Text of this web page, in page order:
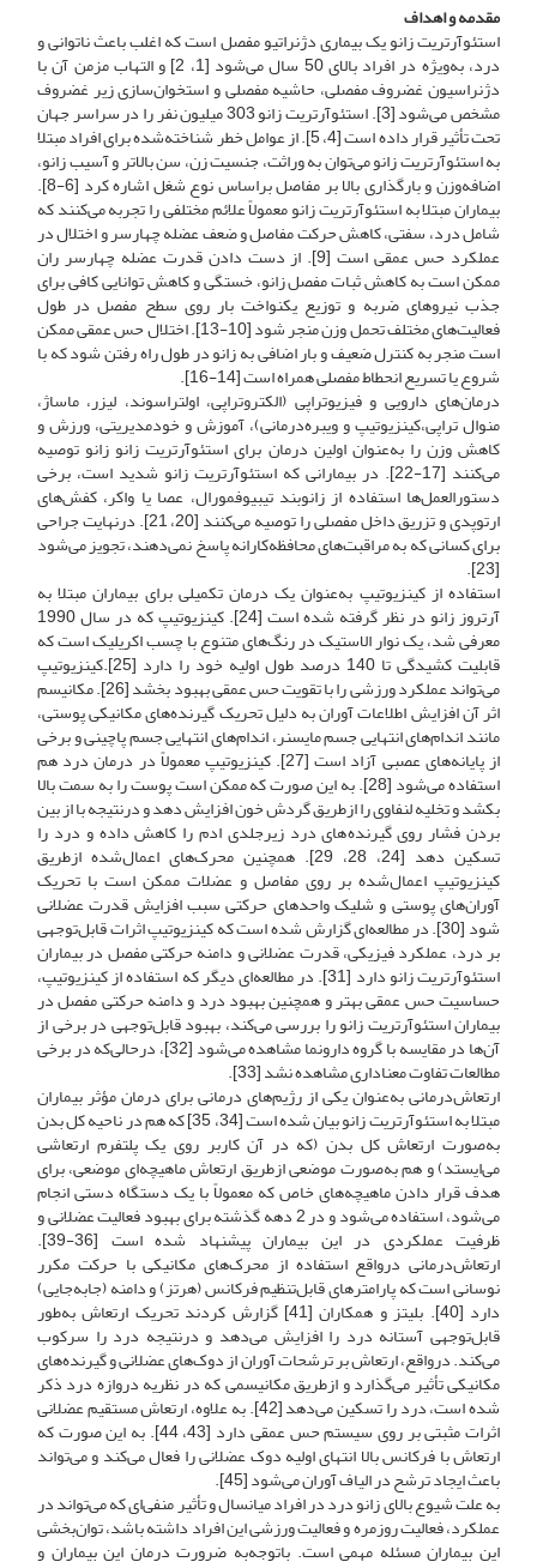
مقدمه و اهداف
استئوآرتریت زانو یک بیماری دژنراتیو مفصل است که اغلب باعث ناتوانی و
درد، به‌ویژه در افراد بالای 50 سال می‌شود [1، 2] و التهاب مزمن آن با
دژنراسیون غضروف مفصلی، حاشیه مفصلی و استخوان‌سازی زیر غضروف
مشخص می‌شود [3]. استئوآرتریت زانو 303 میلیون نفر را در سراسر جهان
تحت تأثیر قرار داده است [4، 5]. از عوامل خطر شناخته‌شده برای افراد مبتلا
به استئوآرتریت زانو می‌توان به وراثت، جنسیت زن، سن بالاتر و آسیب زانو،
اضافه‌وزن و بارگذاری بالا بر مفاصل براساس نوع شغل اشاره کرد [6-8].
بیماران مبتلا به استئوآرتریت زانو معمولاً علائم مختلفی را تجربه می‌کنند که
شامل درد، سفتی، کاهش حرکت مفاصل و ضعف عضله چهارسر و اختلال در
عملکرد حس عمقی است [9]. از دست دادن قدرت عضله چهارسر ران
ممکن است به کاهش ثبات مفصل زانو، خستگی و کاهش توانایی کافی برای
جذب نیروهای ضربه و توزیع یکنواخت بار روی سطح مفصل در طول
فعالیت‌های مختلف تحمل وزن منجر شود [10-13]. اختلال حس عمقی ممکن
است منجر به کنترل ضعیف و بار اضافی به زانو در طول راه رفتن شود که با
شروع یا تسریع انحطاط مفصلی همراه است [14-16].
درمان‌های دارویی و فیزیوتراپی (‌الکتروتراپی، اولتراسوند، لیزر، ماساژ،
منوال تراپی،کینزیوتیپ و ویبره‌درمانی)، آموزش و خودمدیریتی، ورزش و
کاهش وزن را به‌عنوان اولین درمان برای استئوآرتریت زانو زانو توصیه
می‌کنند [17-22]. در بیمارانی که استئوآرتریت زانو شدید است، برخی
دستورالعمل‌ها استفاده از زانوبند تیبیوفمورال، عصا یا واکر، کفش‌های
ارتوپدی و تزریق داخل مفصلی را توصیه می‌کنند [20، 21]. در‌نهایت جراحی
برای کسانی که به مراقبت‌های محافظه‌کارانه پاسخ نمی‌دهند، تجویز می‌شود
[23].
استفاده از کینزیوتیپ به‌عنوان یک درمان تکمیلی برای بیماران مبتلا به
آرتروز زانو در نظر گرفته شده است [24]. کینزیوتیپ که در سال 1990
معرفی شد، یک نوار الاستیک در رنگ‌های متنوع با چسب اکریلیک است که
قابلیت کشیدگی تا 140 درصد طول اولیه خود را دارد [25].کینزیوتیپ
می‌تواند عملکرد ورزشی را با تقویت حس عمقی بهبود بخشد [26]. مکانیسم
اثر آن افزایش اطلاعات آوران به دلیل تحریک گیرنده‌های مکانیکی پوستی،
مانند اندام‌های انتهایی جسم مایسنر، اندام‌های انتهایی جسم پاچینی و برخی
از پایانه‌های عصبی آزاد است [27]. کینزیو‌تیپ معمولاً در درمان درد هم
استفاده می‌شود [28]. به این صورت که ممکن است پوست را به سمت بالا
بکشد و تخلیه لنفاوی را ازطریق گردش خون افزایش دهد و در‌نتیجه با از بین
بردن فشار روی گیرنده‌های درد زیر‌جلدی ادم را کاهش داده و درد را
تسکین دهد [24، 28، 29]. همچنین محرک‌های اعمال‌شده ازطریق
کینزیوتیپ اعمال‌شده بر روی مفاصل و عضلات ممکن است با تحریک
آوران‌های پوستی و شلیک واحدهای حرکتی سبب افزایش قدرت عضلانی
شود [30]. در مطالعه‌ای گزارش شده است که کینزیوتیپ اثرات قابل‌توجهی
بر درد، عملکرد فیزیکی، قدرت عضلانی و دامنه حرکتی مفصل در بیماران
استئوآرتریت زانو دارد [31]. در مطالعه‌ای دیگر که استفاده از کینزیوتیپ،
حساسیت حس عمقی بهتر و همچنین بهبود درد و دامنه حرکتی مفصل در
بیماران استئوآرتریت زانو را بررسی می‌کند، بهبود قابل‌توجهی در برخی از
آن‌ها در مقایسه با گروه دارونما مشاهده می‌شود [32]، در‌حالی‌که در برخی
مطالعات تفاوت معناداری مشاهده نشد [33].
ارتعاش‌درمانی به‌عنوان یکی از رژیم‌های درمانی برای درمان مؤثر بیماران
مبتلا به استئوآرتریت زانو بیان شده است [34، 35] که هم در ناحیه کل بدن
به‌صورت ارتعاش کل بدن (که در آن کاربر روی یک پلتفرم ارتعاشی
می‌ایستد) و هم به‌صورت موضعی ازطریق ارتعاش ماهیچه‌ای موضعی، برای
هدف قرار دادن ماهیچه‌های خاص که معمولاً با یک دستگاه دستی انجام
می‌شود، استفاده می‌شود و در 2 دهه گذشته برای بهبود فعالیت عضلانی و
ظرفیت عملکردی در این بیماران پیشنهاد شده است [36-39].
ارتعاش‌درمانی درواقع استفاده از محرک‌های مکانیکی با حرکت مکرر
نوسانی است که پارامترهای قابل‌تنظیم فرکانس (هرتز) و دامنه (جابه‌جایی)
دارد [40]. بلیتز و همکاران [41] گزارش کردند تحریک ارتعاش به‌طور
قابل‌توجهی آستانه درد را افزایش می‌دهد و در‌نتیجه درد را سرکوب
می‌کند. در‌واقع، ارتعاش بر ترشحات آوران از دوک‌های عضلانی و گیرنده‌های
مکانیکی تأثیر می‌گذارد و ازطریق مکانیسمی که در نظریه دروازه درد ذکر
شده است، درد را تسکین می‌دهد [42]. به علاوه، ارتعاش مستقیم عضلانی
اثرات مثبتی بر روی سیستم حس عمقی دارد [43، 44]. به این صورت که
ارتعاش با فرکانس بالا انتهای اولیه دوک عضلانی را فعال می‌کند و می‌تواند
باعث ایجاد ترشح در الیاف آوران می‌شود [45].
به علت شیوع بالای زانو درد در افراد میانسال و تأثیر منفی‌ای که می‌تواند در
عملکرد، فعالیت روزمره و فعالیت ورزشی این افراد داشته باشد، توان‌بخشی
این بیماران مسئله مهمی است. با‌توجه‌به ضرورت درمان این بیماران و